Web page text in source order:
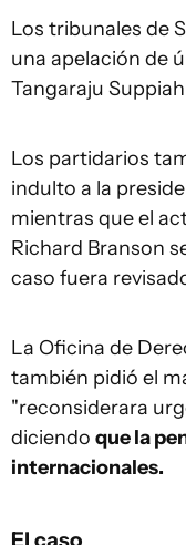
Los tribunales de
una apelación de
Tangaraju
Los partidarios
indulto a la
mientras que el
Richard Branson
caso fuera
La Oficina de
también pidió el
"reconsiderara
diciendo que la
internacionales.
El caso